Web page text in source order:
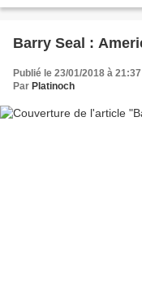
Barry Seal :
Publié le 23/01/2018 à 21:37
Par Platinoch